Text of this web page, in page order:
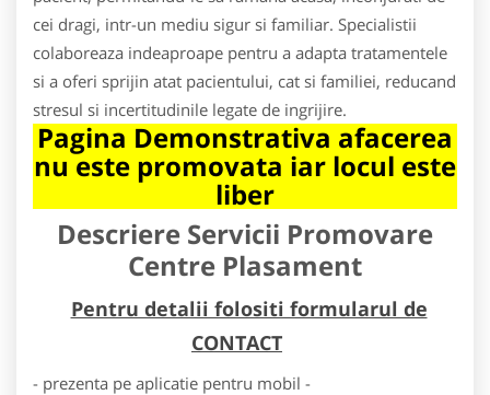
cei dragi, intr-un mediu sigur si familiar. Specialistii
colaboreaza indeaproape pentru a adapta tratamentele
si a oferi sprijin atat pacientului, cat si familiei, reducand
stresul si incertitudinile legate de ingrijire.
Pagina Demonstrativa afacerea
nu este promovata iar locul este
liber
Descriere Servicii Promovare
Centre Plasament
Pentru detalii folositi formularul de
CONTACT
- prezenta pe aplicatie pentru mobil -